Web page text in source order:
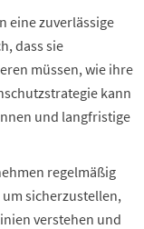
eine zuverlässige
dass sie
müssen, wie ihre
kann
und langfristige
regelmäßig
sicherzustellen,
verstehen und